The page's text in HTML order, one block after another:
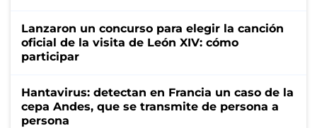
Lanzaron un concurso para elegir la canción
oficial de la visita de León XIV: cómo
participar
Hantavirus: detectan en Francia un caso de la
cepa Andes, que se transmite de persona a
persona